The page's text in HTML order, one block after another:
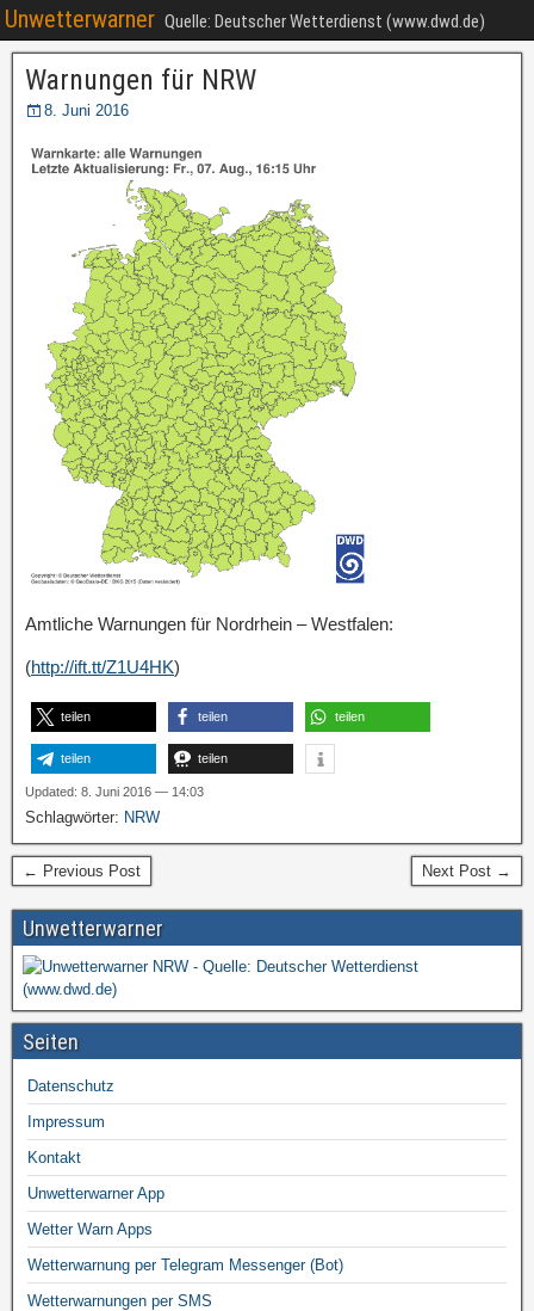
Unwetterwarner Quelle: Deutscher Wetterdienst (www.dwd.de)
Warnungen für NRW
8. Juni 2016
Amtliche Warnungen für Nordrhein – Westfalen:
(http://ift.tt/Z1U4HK)
teilen teilen teilen
teilen teilen
Updated: 8. Juni 2016 — 14:03
Schlagwörter: NRW
← Previous Post Next Post →
Unwetterwarner
Seiten
Datenschutz
Impressum
Kontakt
Unwetterwarner App
Wetter Warn Apps
Wetterwarnung per Telegram Messenger (Bot)
Wetterwarnungen per SMS